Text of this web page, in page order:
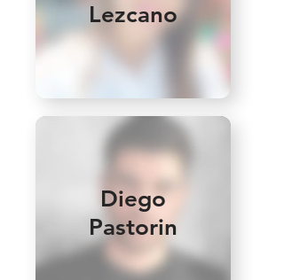
Lezcano
Diego
Pastorin